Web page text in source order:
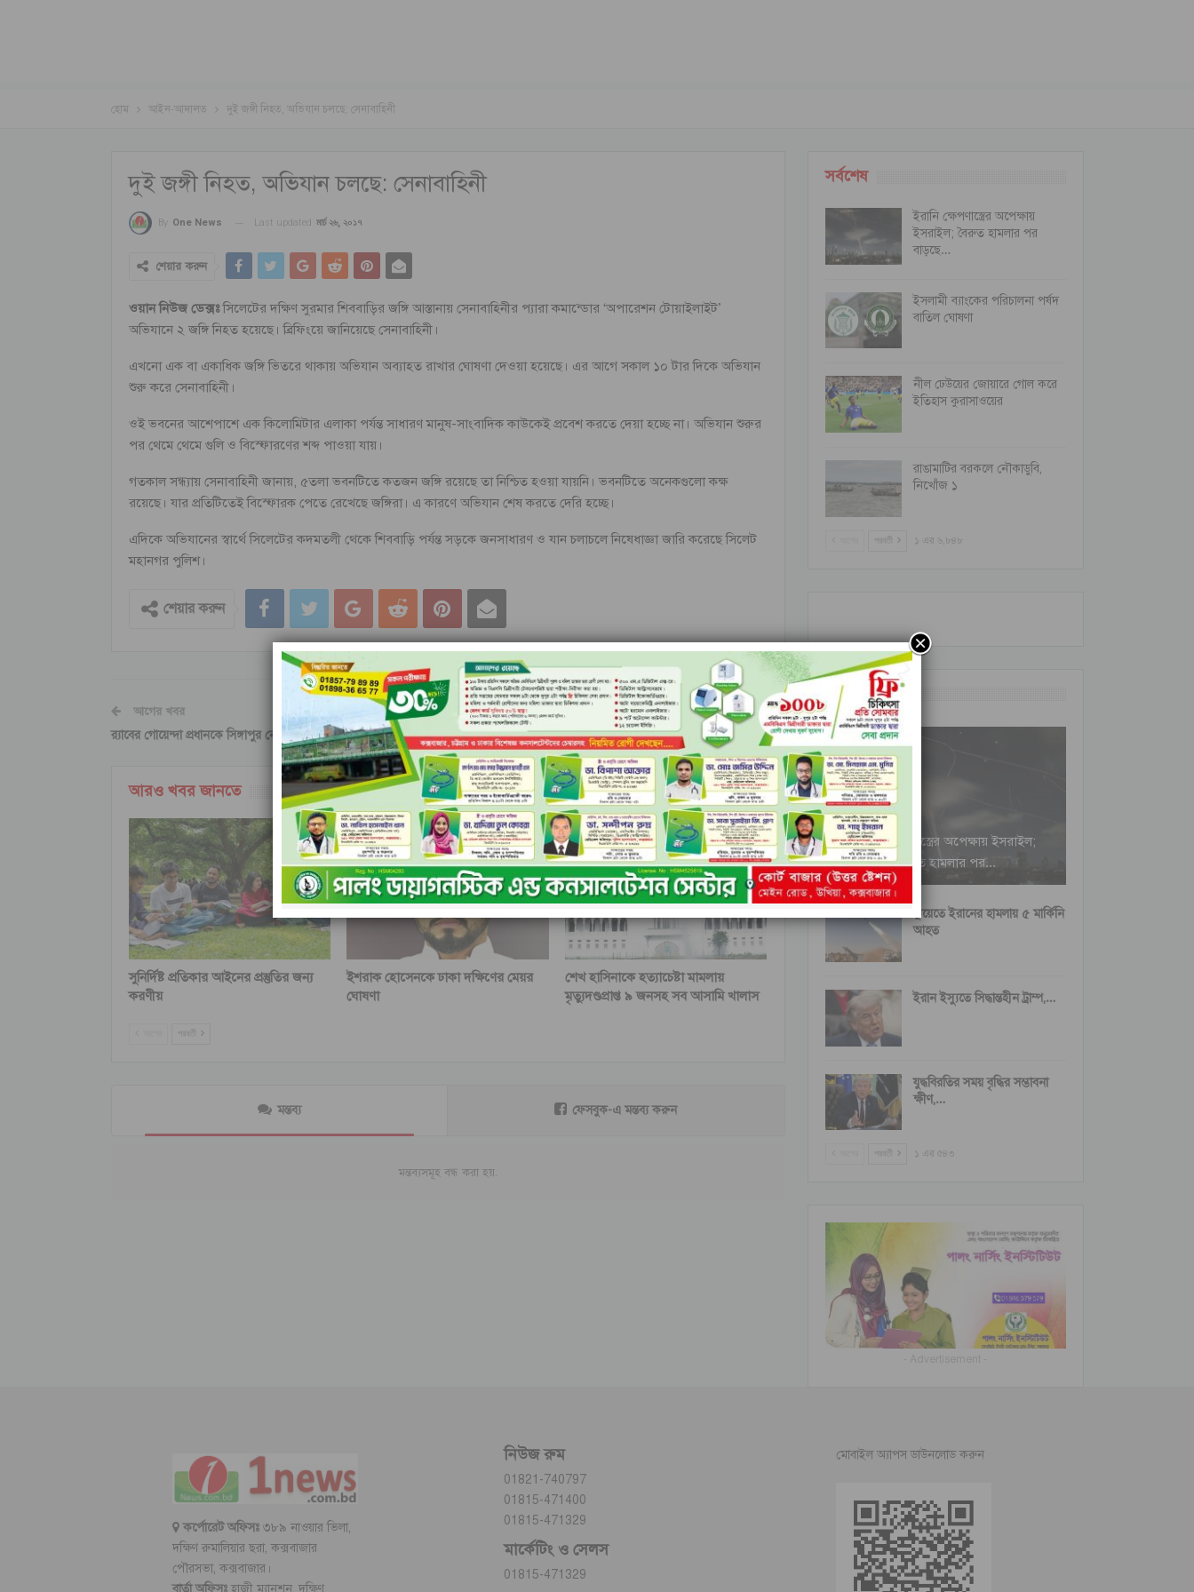
হোম আইন-আদালত দুই জঙ্গী নিহত, অভিযান চলছে: সেনাবাহিনী
দুই জঙ্গী নিহত, অভিযান চলছে: সেনাবাহিনী
By One News Last updated মার্চ ২৬, ২০১৭
শেয়ার করুন
ওয়ান নিউজ ডেক্সঃসিলেটের দক্ষিণ সুরমার শিববাড়ির জঙ্গি আস্তানায় সেনাবাহিনীর প্যারা কমান্ডোর ‘অপারেশন টোয়াইলাইট’
অভিযানে ২ জঙ্গি নিহত হয়েছে। ব্রিফিংয়ে জানিয়েছে সেনাবাহিনী।
এখনো এক বা একাধিক জঙ্গি ভিতরে থাকায় অভিযান অব্যাহত রাখার ঘোষণা দেওয়া হয়েছে। এর আগে সকাল ১০ টার দিকে অভিযান
শুরু করে সেনাবাহিনী।
ওই ভবনের আশেপাশে এক কিলোমিটার এলাকা পর্যন্ত সাধারণ মানুষ-সাংবাদিক কাউকেই প্রবেশ করতে দেয়া হচ্ছে না। অভিযান শুরুর
পর থেমে থেমে গুলি ও বিস্ফোরণের শব্দ পাওয়া যায়।
গতকাল সন্ধ্যায় সেনাবাহিনী জানায়, ৫তলা ভবনটিতে কতজন জঙ্গি রয়েছে তা নিশ্চিত হওয়া যায়নি। ভবনটিতে অনেকগুলো কক্ষ
রয়েছে। যার প্রতিটিতেই বিস্ফোরক পেতে রেখেছে জঙ্গিরা। এ কারণে অভিযান শেষ করতে দেরি হচ্ছে।
এদিকে অভিযানের স্বার্থে সিলেটের কদমতলী থেকে শিববাড়ি পর্যন্ত সড়কে জনসাধারণ ও যান চলাচলে নিষেধাজ্ঞা জারি করেছে সিলেট
মহানগর পুলিশ।
শেয়ার করুন
আগের খবর
র‌্যাবের গোয়েন্দা প্রধানকে সিঙ্গাপুর নেওয়া হচ্ছে সন্ধ্যা সাড়ে ৭টায়
পরের খবর
আওয়ামী লীগই জঙ্গিবাদকে প্রশ্রয় দিচ্ছে, বিএনপি নয়: ফখরুল
আরও খবর জানতে লেখক থেকে আরো
সুনির্দিষ্ট প্রতিকার আইনের প্রস্তুতির জন্য
করণীয়
ইশরাক হোসেনকে ঢাকা দক্ষিণের মেয়র
ঘোষণা
শেখ হাসিনাকে হত্যাচেষ্টা মামলায়
মৃত্যুদণ্ডপ্রাপ্ত ৯ জনসহ সব আসামি খালাস
পরবর্তী
মন্তব্য ফেসবুক-এ মন্তব্য করুন
মন্তব্যসমূহ বন্ধ করা হয়.
সর্বশেষ
ইরানি ক্ষেপণাস্ত্রের অপেক্ষায়
ইসরাইল; বৈরুত হামলার পর
বাড়ছে…
ইসলামী ব্যাংকের পরিচালনা পর্ষদ
বাতিল ঘোষণা
নীল ঢেউয়ের জোয়ারে গোল করে
ইতিহাস কুরাসাওয়ের
রাঙামাটির বরকলে নৌকাডুবি,
নিখোঁজ ১
পরবর্তী ১ এর ৬,৮৪৮
আন্তর্জাতিক
ইরানি ক্ষেপণাস্ত্রের অপেক্ষায় ইসরাইল;
বৈরুত হামলার পর…
কুয়েতে ইরানের হামলায় ৫ মার্কিনি
আহত
ইরান ইস্যুতে সিদ্ধান্তহীন ট্রাম্প,…
যুদ্ধবিরতির সময় বৃদ্ধির সম্ভাবনা
ক্ষীণ,…
পরবর্তী ১ এর ৫৪৩
কর্পোরেট অফিসঃ ৩৮৯ নাওয়ার ভিলা,
দক্ষিণ রুমালিয়ার ছরা, কক্সবাজার
পৌরসভা, কক্সবাজার।
বার্তা অফিসঃহাজী ম্যানশন, দক্ষিণ
নিউজ রুম
01821-740797
01815-471400
01815-471329
মার্কেটিং ও সেলস
01815-471329
মোবাইল অ্যাপস ডাউনলোড করুন